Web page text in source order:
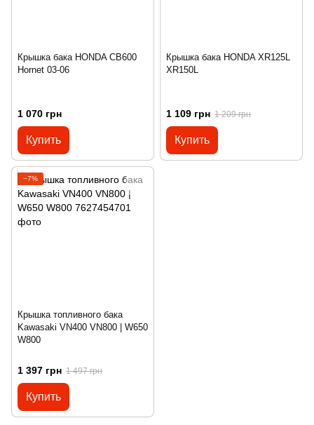
Крышка бака HONDA CB600
Hornet 03-06
1 070 грн
Купить
Крышка бака HONDA XR125L
XR150L
1 109 грн 1 209 грн
Купить
−7%
Крышка топливного бака
Kawasaki VN400 VN800 | W650
W800
1 397 грн 1 497 грн
Купить